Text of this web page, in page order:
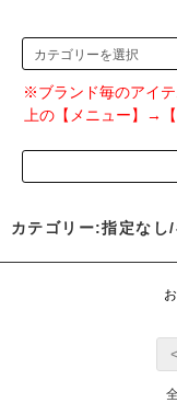
※ブランド毎のアイ
上の【メニュー】→
カテゴリー:指定な